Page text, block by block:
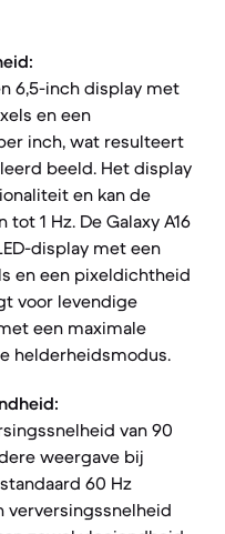
6,5-inch display met
en een
inch, wat resulteert
beeld. Het display
en kan de
1 Hz. De Galaxy A16
display met een
en een pixeldichtheid
voor levendige
een maximale
helderheidsmodus.
van 90
weergave bij
60 Hz
verversingssnelheid